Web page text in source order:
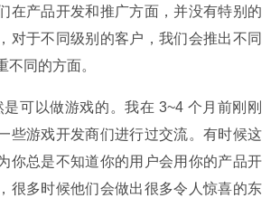
在产品开发和推广方面，并没有特别的
对于不同级别的客户，我们会推出不同
不同的方面。
是可以做游戏的。我在 3~4 个月前刚刚
些游戏开发商们进行过交流。有时候这
你总是不知道你的用户会用你的产品开
很多时候他们会做出很多令人惊喜的东